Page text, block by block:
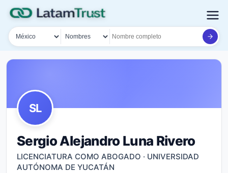
País
Tipo de búsqueda
Nombre o documento
SL
Sergio Alejandro Luna Rivero
LICENCIATURA COMO ABOGADO · UNIVERSIDAD
AUTÓNOMA DE YUCATÁN